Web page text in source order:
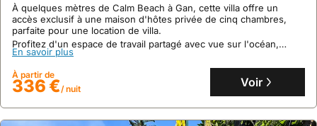
À quelques mètres de Calm Beach à Gan, cette villa offre un
accès exclusif à une maison d'hôtes privée de cinq chambres,
parfaite pour une location de villa.
Profitez d'un espace de travail partagé avec vue sur l'océan,
d'une cuisine extérieure avec barbecue, et d'une location
exclusive de hors-bord pour explorer les activités aquatiques.
En savoir plus
À partir de
336 €/ nuit Voir